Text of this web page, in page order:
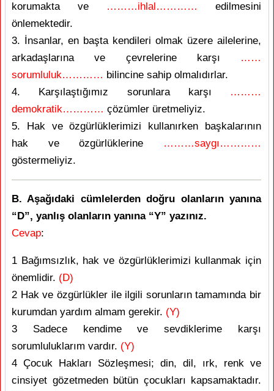
korumakta ve
………ihlal…………
edilmesini
önlemektedir.
3. İnsanlar, en başta kendileri olmak üzere ailelerine,
arkadaşlarına ve çevrelerine karşı
……
sorumluluk………… bilincine sahip olmalıdırlar.
4. Karşılaştığımız sorunlara karşı
………
demokratik………… çözümler üretmeliyiz.
5. Hak ve özgürlüklerimizi kullanırken başkalarının
hak ve özgürlüklerine
………saygı…………
göstermeliyiz.
B. Aşağıdaki cümlelerden doğru olanların yanına
“D”, yanlış olanların yanına “Y” yazınız.
Cevap:
1 Bağımsızlık, hak ve özgürlüklerimizi kullanmak için
önemlidir. (D)
2 Hak ve özgürlükler ile ilgili sorunların tamamında bir
kurumdan yardım almam gerekir. (Y)
3 Sadece kendime ve sevdiklerime karşı
sorumluluklarım vardır. (Y)
4 Çocuk Hakları Sözleşmesi; din, dil, ırk, renk ve
cinsiyet gözetmeden bütün çocukları kapsamaktadır.